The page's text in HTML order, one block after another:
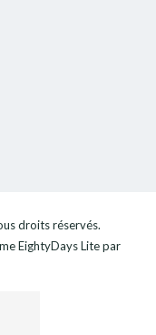
droits réservés.
EightyDays Litepar